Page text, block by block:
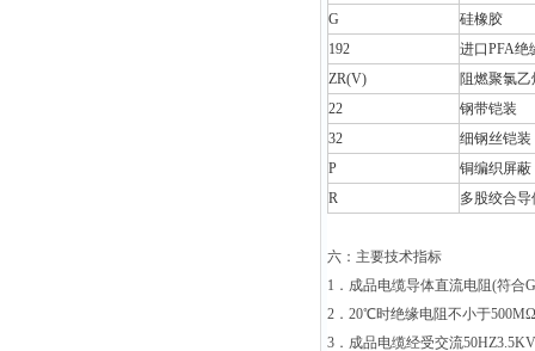
G
硅橡胶
192
进口PFA绝
ZR(V)
阻燃聚氯
22
钢带铠装
32
细钢丝铠装
P
铜编织屏蔽
R
多股绞合导
六：主要技术指标
1．成品电缆导体直流电阻(符合
2．20℃时绝缘电阻不小于
3．成品电缆经受交流